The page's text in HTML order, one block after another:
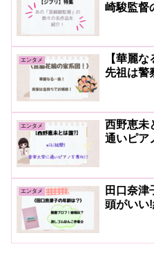
崎駿監督
エンタメ
【華麗
先祖は警
エンタメ
西野恵未
通いピア
エンタメ
田口奈津
頭がいい